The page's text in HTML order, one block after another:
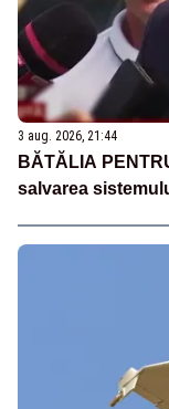
3 aug. 2026, 21:44
BĂTĂLIA
salvarea